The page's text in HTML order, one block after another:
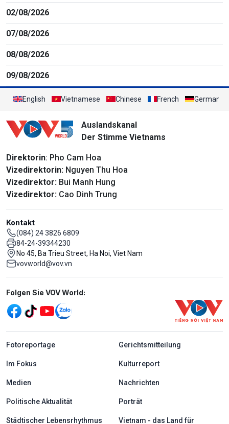
02/08/2026
07/08/2026
08/08/2026
09/08/2026
English Vietnamese Chinese French German
Auslandskanal
Der Stimme Vietnams
Direktorin: Pho Cam Hoa
Vizedirektorin: Nguyen Thu Hoa
Vizedirektor: Bui Manh Hung
Vizedirektor: Cao Dinh Trung
Kontakt
(084) 24 3826 6809
84-24-39344230
No 45, Ba Trieu Street, Ha Noi, Viet Nam
vovworld@vov.vn
Mạng xã hội
Folgen Sie VOV World:
menu footer tiếng Đức
Fotoreportage Gerichtsmitteilung
Im Fokus Kulturreport
Medien Nachrichten
Politische Aktualität Porträt
Städtischer Lebensrhythmus Vietnam - das Land für